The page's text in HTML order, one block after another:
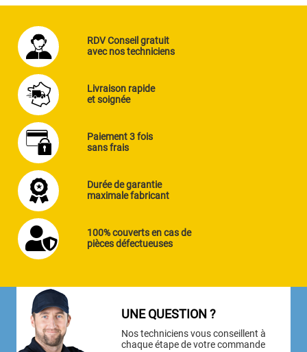
RDV Conseil gratuit
avec nos techniciens
Livraison rapide
et soignée
Paiement 3 fois
sans frais
Durée de garantie
maximale fabricant
100% couverts en cas de
pièces défectueuses
UNE QUESTION ?
Nos techniciens vous conseillent à
chaque étape de votre commande